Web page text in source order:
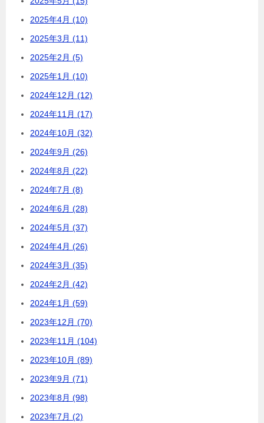
2025年4月 (10)
2025年3月 (11)
2025年2月 (5)
2025年1月 (10)
2024年12月 (12)
2024年11月 (17)
2024年10月 (32)
2024年9月 (26)
2024年8月 (22)
2024年7月 (8)
2024年6月 (28)
2024年5月 (37)
2024年4月 (26)
2024年3月 (35)
2024年2月 (42)
2024年1月 (59)
2023年12月 (70)
2023年11月 (104)
2023年10月 (89)
2023年9月 (71)
2023年8月 (98)
2023年7月 (2)